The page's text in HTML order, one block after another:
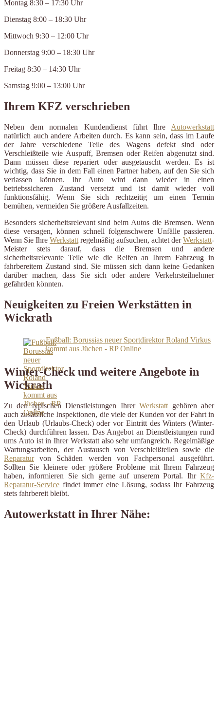
Montag 8:30 – 17:30 Uhr
Dienstag 8:00 – 18:30 Uhr
Mittwoch 9:30 – 12:00 Uhr
Donnerstag 9:00 – 18:30 Uhr
Freitag 8:30 – 14:30 Uhr
Samstag 9:00 – 13:00 Uhr
Ihrem KFZ verschrieben
Neben dem normalen Kundendienst führt Ihre Autowerkstatt
natürlich auch andere Arbeiten durch. Es kann sein, dass im Laufe
der Jahre verschiedene Teile des Wagens defekt sind oder
Verschleißteile wie Auspuff, Bremsen oder Reifen abgenutzt sind.
Dann müssen diese repariert oder ausgetauscht werden. Es ist
wichtig, dass Sie in dem Fall einen Partner haben, auf den Sie sich
verlassen können. Ihr Auto wird dann wieder in einen
betriebssicheren Zustand versetzt und ist damit wieder voll
funktionsfähig. Wenn Sie sich rechtzeitig um einen Termin
bemühen, vermeiden Sie größere Ausfallzeiten.
Besonders sicherheitsrelevant sind beim Autos die Bremsen. Wenn
diese versagen, können schnell folgenschwere Unfälle passieren.
Wenn Sie Ihre Werkstatt regelmäßig aufsuchen, achtet derWerkstatt-
Meister stets darauf, dass die Bremsen und andere
sicherheitsrelevante Teile wie die Reifen an Ihrem Fahrzeug in
fahrbereitem Zustand sind. Sie müssen sich dann keine Gedanken
darüber machen, dass Sie sich oder andere Verkehrsteilnehmer
gefährden könnten.
Neuigkeiten zu Freien Werkstätten in
Wickrath
Fußball: Borussias neuer Sportdirektor Roland Virkus
kommt aus Jüchen - RP Online
Winter-Check und weitere Angebote in
Wickrath
Zu den typischen Dienstleistungen IhrerWerkstatt gehören aber
auch zusätzliche Inspektionen, die viele der Kunden vor der Fahrt in
den Urlaub (Urlaubs-Check) oder vor Eintritt des Winters (Winter-
Check) durchführen lassen. Das Angebot an Dienstleistungen rund
ums Auto ist in Ihrer Werkstatt also sehr umfangreich. Regelmäßige
Wartungsarbeiten, der Austausch von Verschleißteilen sowie die
Reparaturvon Schäden werden von Fachpersonal ausgeführt.
Sollten Sie kleinere oder größere Probleme mit Ihrem Fahrzeug
haben, informieren Sie sich gerne auf unserem Portal. Ihr Kfz-
Reparatur-Service findet immer eine Lösung, sodass Ihr Fahrzeug
stets fahrbereit bleibt.
Autowerkstatt in Ihrer Nähe: